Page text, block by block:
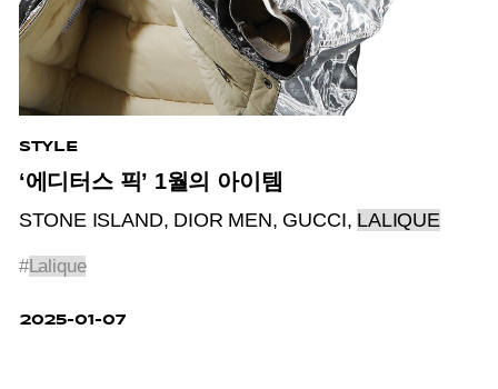
STYLE
‘에디터스 픽’ 1월의 아이템
STONE ISLAND, DIOR MEN, GUCCI, LALIQUE
#Lalique
2025-01-07